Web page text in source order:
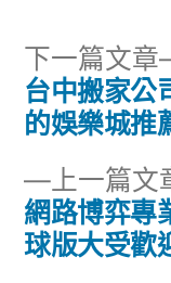
文
導
覽
上一篇文
網路博弈專
球版大受歡
下一篇文章
台中搬家公
的娛樂城推